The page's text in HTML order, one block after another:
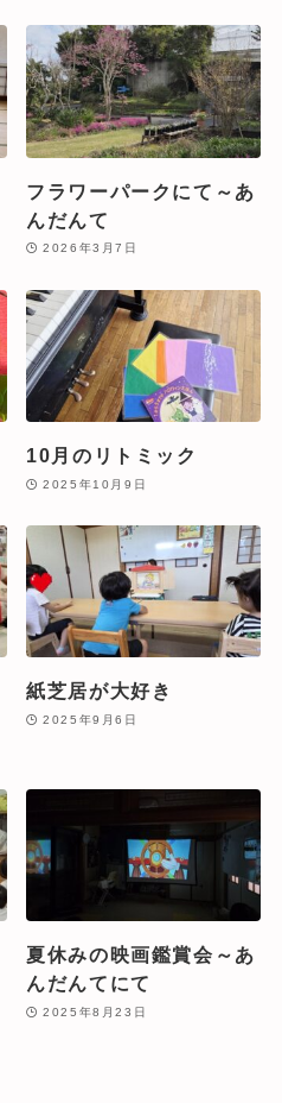
フラワーパークにて～あ
んだんて
2026年3月7日
10月のリトミック
2025年10月9日
紙芝居が大好き
2025年9月6日
夏休みの映画鑑賞会～あ
んだんてにて
2025年8月23日